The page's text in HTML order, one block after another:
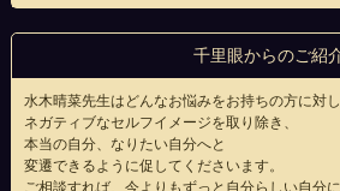
千里眼からのご紹
水木晴菜先生はどんなお悩みをお持ちの方に対し
ネガティブなセルフイメージを取り除き、
本当の自分、なりたい自分へと
変遷できるように促してくださいます。
ご相談すれば、今よりもずっと自分らしい自分